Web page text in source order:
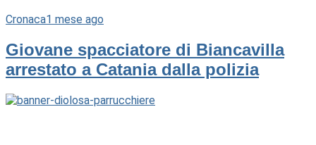
Cronaca1 mese ago
Giovane spacciatore di Biancavilla
arrestato a Catania dalla polizia